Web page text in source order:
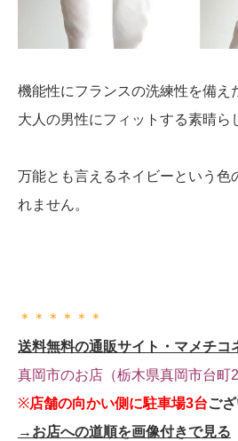
機能性にフランスの洗練性を備え
大人の男性にフィットする素晴ら
万能とも言えるネイビーという色
れません。
＊＊＊＊＊＊
送料無料の通販サイト・マメチコ
真岡市のお店（栃木県真岡市台町
※店舗の向かい側に駐車場3台ご
→お店への道順を画像付きで見る